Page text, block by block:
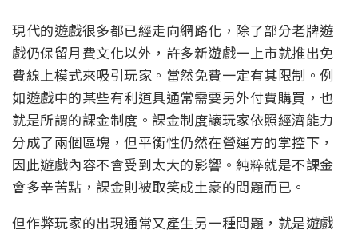
現代的遊戲很多都已經走向網路化，除了部分老牌遊
戲仍保留月費文化以外，許多新遊戲一上市就推出免
費線上模式來吸引玩家。當然免費一定有其限制。例
如遊戲中的某些有利道具通常需要另外付費購買，也
就是所謂的課金制度。課金制度讓玩家依照經濟能力
分成了兩個區塊，但平衡性仍然在營運方的掌控下，
因此遊戲內容不會受到太大的影響。純粹就是不課金
會多辛苦點，課金則被取笑成土豪的問題而已。
但作弊玩家的出現通常又產生另一種問題，就是遊戲